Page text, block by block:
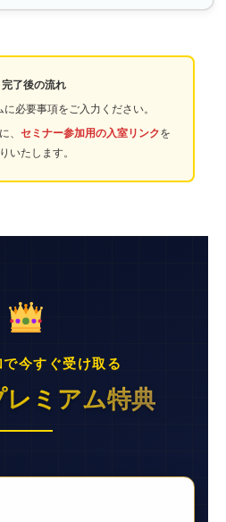
完了後の流れ
必要事項をご入力ください。
、 セミナー参加用の入室リンクを
いたします。
今すぐ受け取る
ミアム特典